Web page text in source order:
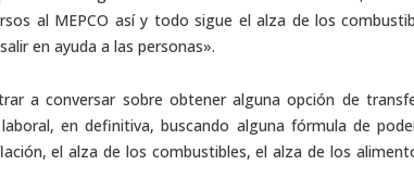
al MEPCO así y todo sigue el alza de los
en ayuda a las personas».
a conversar sobre obtener alguna opción de
en definitiva, buscando alguna fórmula de
el alza de los combustibles, el alza de los